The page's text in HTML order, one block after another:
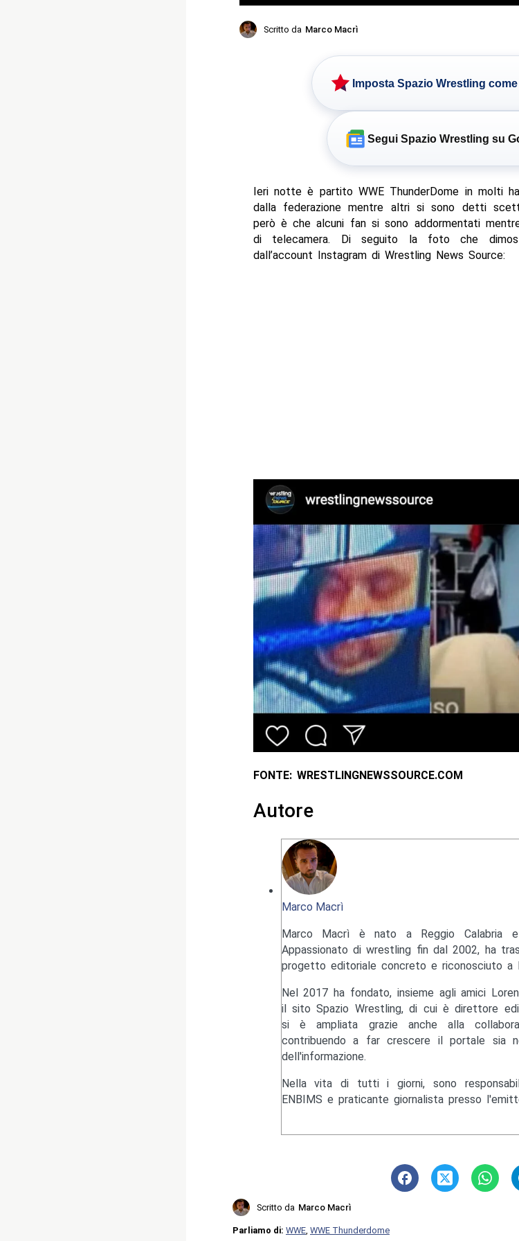
Scritto da Marco Macrì
Imposta Spazio Wrestling come
Segui Spazio Wrestling su
Ieri notte è partito WWE ThunderDome in molti
dalla federazione mentre altri si sono detti
però è che alcuni fan si sono addormentati
di telecamera. Di seguito la foto che
dall’account Instagram di Wrestling News Source:
FONTE: WRESTLINGNEWSSOURCE.COM
Autore
Marco Macrì
Marco Macrì è nato a Reggio Calabria
Appassionato di wrestling fin dal 2002, ha
progetto editoriale concreto e riconosciuto a
Nel 2017 ha fondato, insieme agli amici
il sito Spazio Wrestling, di cui è direttore
si è ampliata grazie anche alla
contribuendo a far crescere il portale sia
dell'informazione.
Nella vita di tutti i giorni, sono
ENBIMS e praticante giornalista presso
Scritto da Marco Macrì
Parliamo di: WWE, WWE Thunderdome